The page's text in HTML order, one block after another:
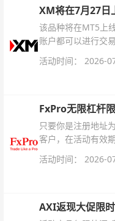
XM将在7月27日
该品种将在MT5上
账户都可以进行交易
活动时间： 2026-
FxPro无限杠杆
只要你是注册地址
客户，在活动有效
活动时间： 2026-
AXI返现大促限